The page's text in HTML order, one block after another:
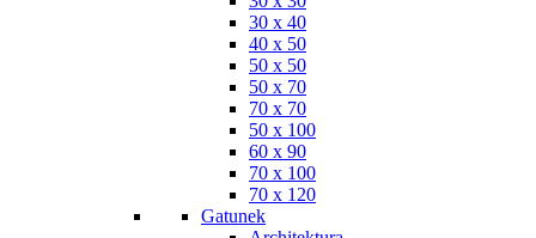
30 x 40
40 x 50
50 x 50
50 x 70
70 x 70
50 x 100
60 x 90
70 x 100
70 x 120
Gatunek